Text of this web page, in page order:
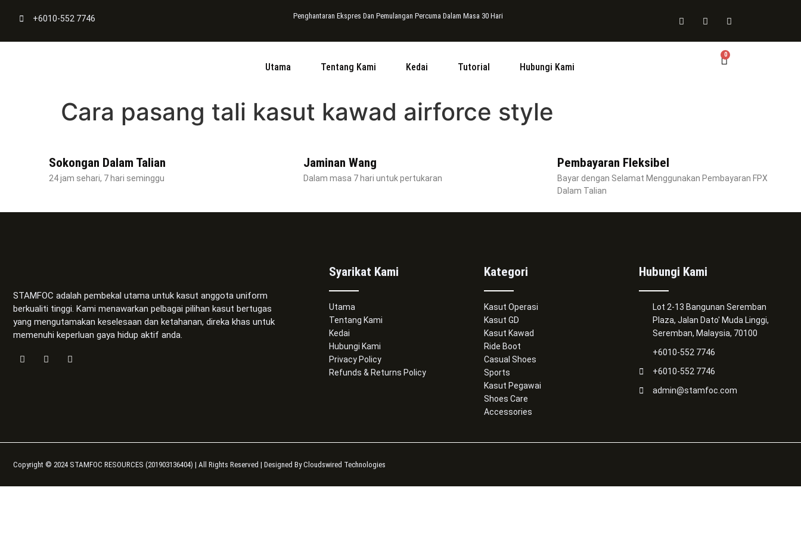
+6010-552 7746 Penghantaran Ekspres Dan Pemulangan Percuma Dalam Masa 30 Hari
Utama Tentang Kami Kedai Tutorial Hubungi Kami
0
Cara pasang tali kasut kawad airforce style
Sokongan Dalam Talian
24 jam sehari, 7 hari seminggu
Jaminan Wang
Dalam masa 7 hari untuk pertukaran
Pembayaran Fleksibel
Bayar dengan Selamat Menggunakan Pembayaran FPX
Dalam Talian
STAMFOC adalah pembekal utama untuk kasut anggota uniform
berkualiti tinggi. Kami menawarkan pelbagai pilihan kasut bertugas
yang mengutamakan keselesaan dan ketahanan, direka khas untuk
memenuhi keperluan gaya hidup aktif anda.
Syarikat Kami
Utama
Tentang Kami
Kedai
Hubungi Kami
Privacy Policy
Refunds & Returns Policy
Kategori
Kasut Operasi
Kasut GD
Kasut Kawad
Ride Boot
Casual Shoes
Sports
Kasut Pegawai
Shoes Care
Accessories
Hubungi Kami
Lot 2-13 Bangunan Seremban
Plaza, Jalan Dato' Muda Linggi,
Seremban, Malaysia, 70100
+6010-552 7746
+6010-552 7746
admin@stamfoc.com
Copyright © 2024 STAMFOC RESOURCES (201903136404) | All Rights Reserved | Designed By Cloudswired Technologies